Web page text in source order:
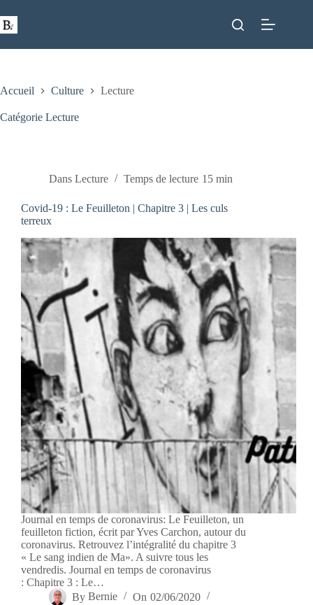
au
contenu
Accueil Culture Lecture
Catégorie Lecture
Dans Lecture Temps de lecture 15 min
Covid-19 : Le Feuilleton | Chapitre 3 | Les culs
terreux
Journal en temps de coronavirus: Le Feuilleton, un
feuilleton fiction, écrit par Yves Carchon, autour du
coronavirus. Retrouvez l’intégralité du chapitre 3
« Le sang indien de Ma». A suivre tous les
vendredis. Journal en temps de coronavirus
: Chapitre 3 : Le…
By Bernie On 02/06/2020